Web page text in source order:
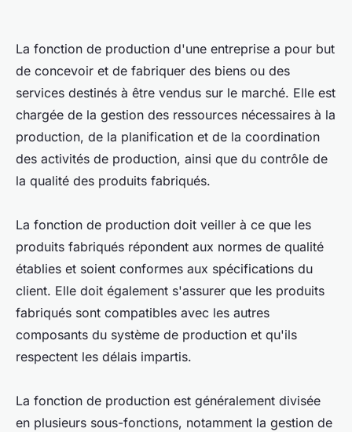
La fonction de production d'une entreprise a pour but
de concevoir et de fabriquer des biens ou des
services destinés à être vendus sur le marché. Elle est
chargée de la gestion des ressources nécessaires à la
production, de la planification et de la coordination
des activités de production, ainsi que du contrôle de
la qualité des produits fabriqués.
La fonction de production doit veiller à ce que les
produits fabriqués répondent aux normes de qualité
établies et soient conformes aux spécifications du
client. Elle doit également s'assurer que les produits
fabriqués sont compatibles avec les autres
composants du système de production et qu'ils
respectent les délais impartis.
La fonction de production est généralement divisée
en plusieurs sous-fonctions, notamment la gestion de